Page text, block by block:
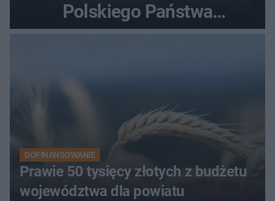
Polskiego Państwa
DOFINANSOWANIE
Prawie 50 tysięcy złotych z budżetu
województwa dla powiatu